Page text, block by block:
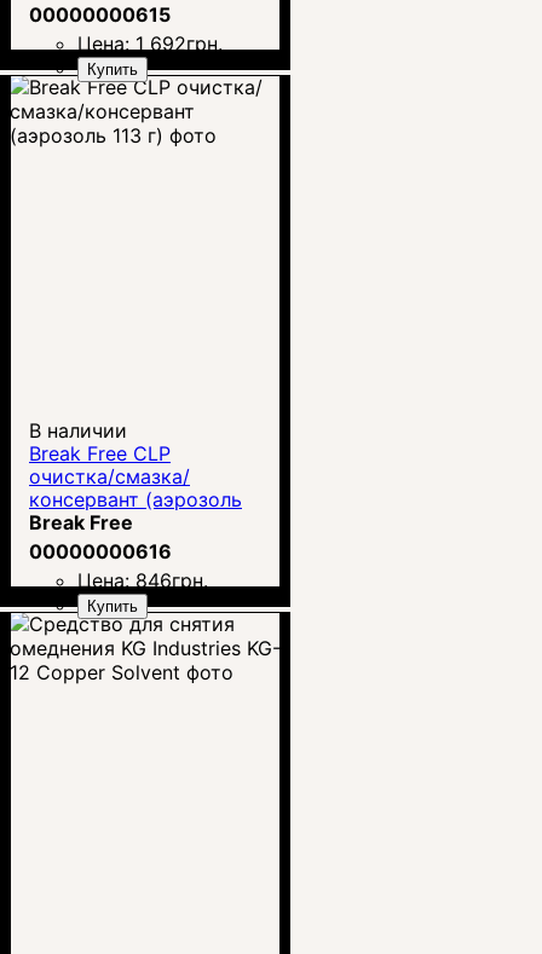
00000000615
Цена:1 692грн.
Купить
В наличии
Break Free CLP
очистка/смазка/
консервант (аэрозоль
113 г)
Break Free
00000000616
Цена:846грн.
Купить